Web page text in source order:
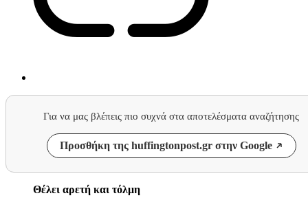
Για να μας βλέπεις πιο συχνά στα αποτελέσματα αναζήτησης
Προσθήκη της huffingtonpost.gr στην Google
Θέλει αρετή και τόλμη